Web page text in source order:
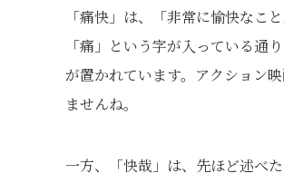
「痛快」は、「非常に愉快なこ
「痛」という字が入っている通
が置かれています。アクション
ませんね。
一方、「快哉」は、先ほど述べ